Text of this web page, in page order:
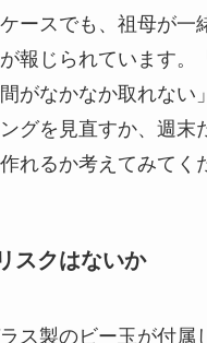
ースでも、祖母が一
報じられています。
がなかなか取れない
グを見直すか、週末
れるか考えてみてく
スクはないか
ス製のビー玉が付属